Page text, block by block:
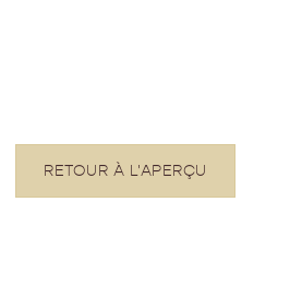
RETOUR À L'APERÇU